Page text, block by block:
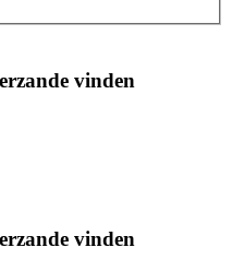
vinden
vinden